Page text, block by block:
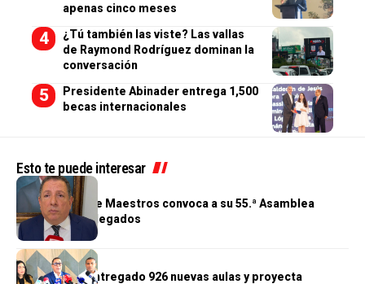
apenas cinco meses
¿Tú también las viste? Las vallas
de Raymond Rodríguez dominan la
conversación
Presidente Abinader entrega 1,500
becas internacionales
Esto te puede interesar
GENERALES
Cooperativa de Maestros convoca a su 55.ª Asamblea
General de Delegados
GENERALES
Gobierno ha entregado 926 nuevas aulas y proyecta